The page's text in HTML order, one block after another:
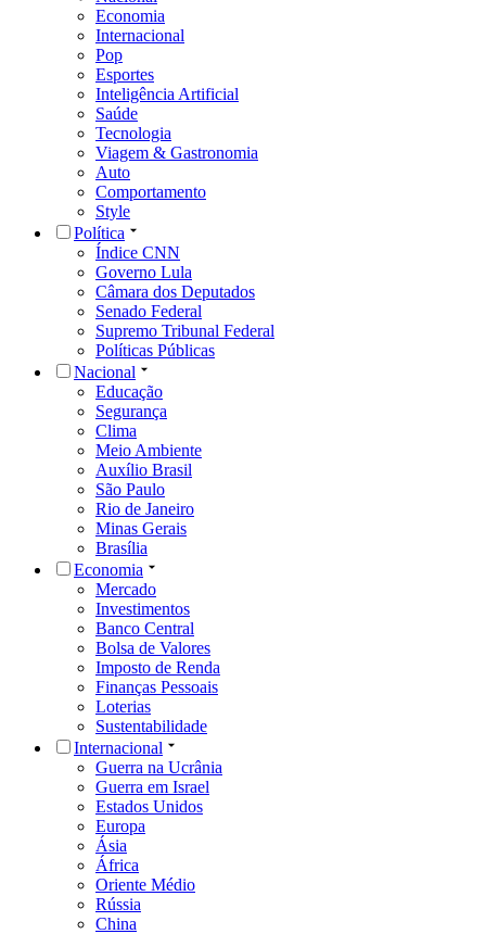
Economia
Internacional
Pop
Esportes
Inteligência Artificial
Saúde
Tecnologia
Viagem & Gastronomia
Auto
Comportamento
Style
Política
Índice CNN
Governo Lula
Câmara dos Deputados
Senado Federal
Supremo Tribunal Federal
Políticas Públicas
Nacional
Educação
Segurança
Clima
Meio Ambiente
Auxílio Brasil
São Paulo
Rio de Janeiro
Minas Gerais
Brasília
Economia
Mercado
Investimentos
Banco Central
Bolsa de Valores
Imposto de Renda
Finanças Pessoais
Loterias
Sustentabilidade
Internacional
Guerra na Ucrânia
Guerra em Israel
Estados Unidos
Europa
Ásia
África
Oriente Médio
Rússia
China